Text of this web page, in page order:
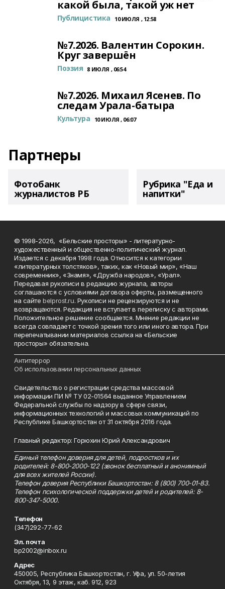
какой была, такой уж нет
Публицистика 10 ИЮЛЯ , 12:58
№7.2026. Валентин Сорокин.
Круг завершён
Поэзия 8 ИЮЛЯ , 06:54
№7.2026. Михаил Ясенев. По
следам Урала-батыра
Культура 10 ИЮЛЯ , 06:07
Партнеры
Фотобанк
журналистов РБ
Рубрика "Еда и
напитки"
© 1998-2026, «Бельские просторы» - литературно-
художественный и общественно-политический журнал.
Издается с декабря 1998 года. Относится к категории
«литературных толстяков», таких, как «Новый мир», «Наш
современник», «Знамя», «Дружба народов», «Урал».
Передавая рукописи в редакцию журнала, авторы
соглашаются с условиями договора оферты, размещенного
на сайтеbelprost.ru. Рукописи не рецензируются и не
возвращаются. Редакция не вступает в переписку с авторами.
Положительное решение сообщается. Мнение редакции не
всегда совпадает с точкой зрения того или иного автора. При
перепечатывании материалов ссылка на «Бельские
просторы» обязательна.
Антитеррор
Об использовании персональных данных
Свидетельство о регистрации средства массовой
информации ПИ № ТУ 02-01564 выданное Управлением
Федеральной службы по надзору в сфере связи,
информационных технологий и массовых коммуникаций по
Республике Башкортостан от 31 октября 2016 года.
Главный редактор: Горюхин Юрий Александрович
Единый телефон доверия для детей, подростков и их
родителей: 8-800-2000-122 (звонок бесплатный и анонимный
для всех жителей России).
Телефон доверия Республики Башкортостан: 8 (800) 700-01-83.
Телефон психологической поддержки детей и родителей: 8-
800-347-5000.
Телефон
(347)292-77-62
Эл. почта
bp2002@inbox.ru
Адрес
450005, Республика Башкортостан, г. Уфа, ул. 50-летия
Октября, 13, 9 этаж, каб. 912, 923